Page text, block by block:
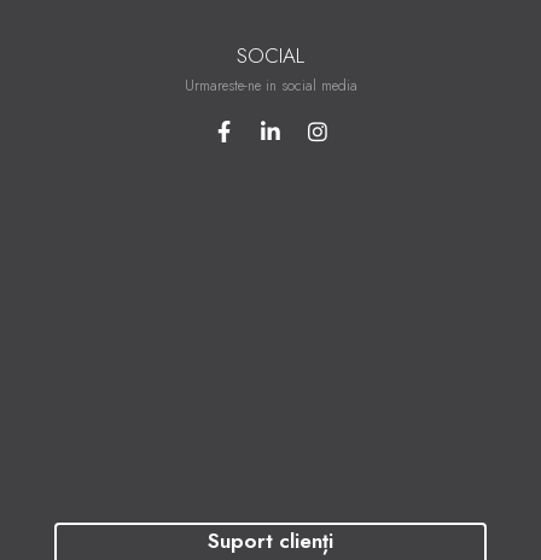
SOCIAL
Urmareste-ne in social media
Suport clienți